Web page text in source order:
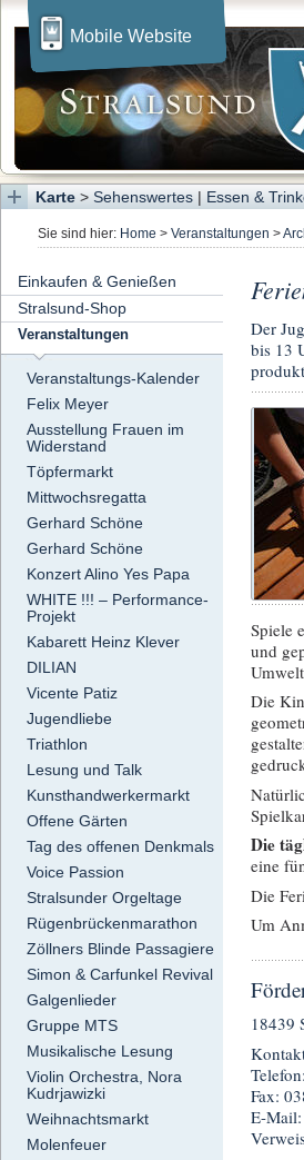
Mobile Website
Karte > Sehenswertes | Essen &
Sie sind hier: Home > Veranstaltungen >
Einkaufen & Genießen
Stralsund-Shop
Veranstaltungen
Veranstaltungs-Kalender
Felix Meyer
Ausstellung Frauen im
Widerstand
Töpfermarkt
Mittwochsregatta
Gerhard Schöne
Gerhard Schöne
Konzert Alino Yes Papa
WHITE !!! – Performance-
Projekt
Kabarett Heinz Klever
DILIAN
Vicente Patiz
Jugendliebe
Triathlon
Lesung und Talk
Kunsthandwerkermarkt
Offene Gärten
Tag des offenen Denkmals
Voice Passion
Stralsunder Orgeltage
Rügenbrückenmarathon
Zöllners Blinde Passagiere
Simon & Carfunkel Revival
Galgenlieder
Gruppe MTS
Musikalische Lesung
Violin Orchestra, Nora
Kudrjawizki
Weihnachtsmarkt
Molenfeuer
Der
bis 13
Spiele
und
Die
Die
eine
Die
Um
18439
Fax:
E-Mail: